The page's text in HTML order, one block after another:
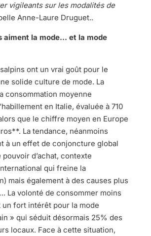
vigileants sur les modalités de
Anne-Laure Druguet..
aiment la mode… et la mode
ont un vrai goût pour le
solide culture de mode. La
consommation moyenne
en Italie, évaluée à 710
que le chiffre moyen en Europe
La tendance, néanmoins
à un effet de conjoncture global
d’achat, contexte
qui freine la
mais également à des causes plus
La volonté de consommer moins
un fort intérêt pour la mode
» qui séduit désormais 25% des
locaux. Face à cette situation,